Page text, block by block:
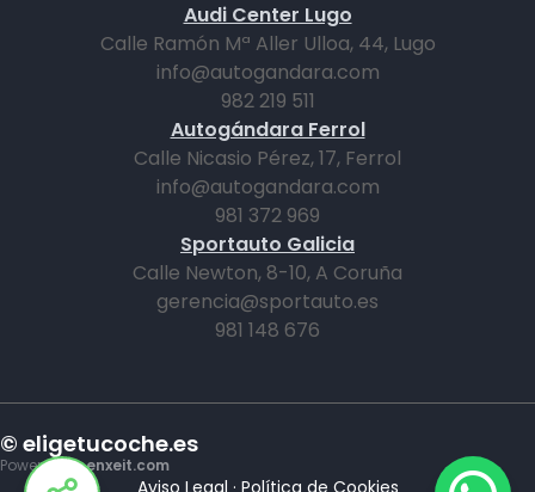
Audi Center Lugo
Calle Ramón Mª Aller Ulloa, 44, Lugo
info@autogandara.com
982 219 511
Autogándara Ferrol
Calle Nicasio Pérez, 17, Ferrol
info@autogandara.com
981 372 969
Sportauto Galicia
Calle Newton, 8-10, A Coruña
gerencia@sportauto.es
981 148 676
© eligetucoche.es
Powered byenxeit.com
Aviso Legal · Política de Cookies